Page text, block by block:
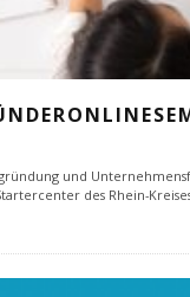
und
des Rhein-